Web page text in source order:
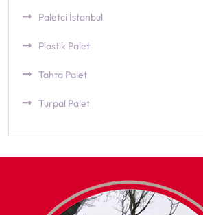
Paletci İstanbul
Plastik Palet
Tahta Palet
Turpal Palet